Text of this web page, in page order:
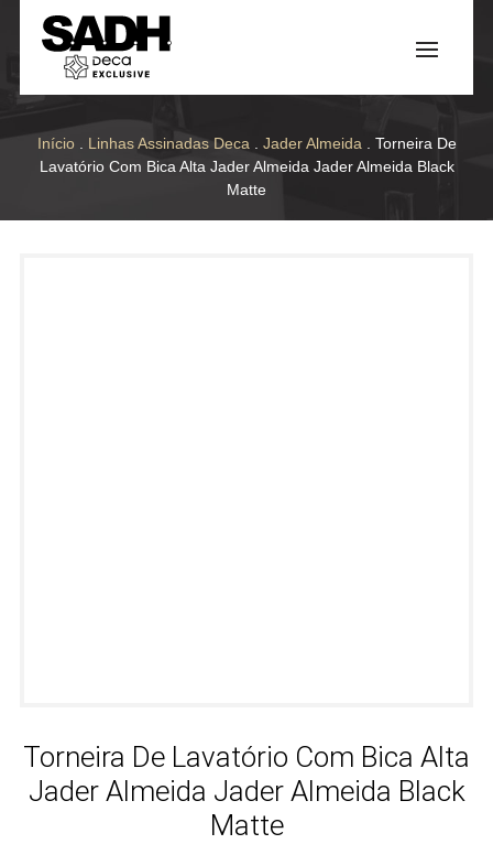
Início. Linhas Assinadas Deca Jader Almeida . Torneira De
Lavatório Com Bica Alta Jader Almeida Jader Almeida Black
Matte
Torneira De Lavatório Com Bica Alta
Jader Almeida Jader Almeida Black
Matte